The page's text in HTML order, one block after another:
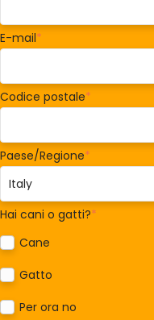
E-mail*
Codice postale*
Paese/Regione*
Hai cani o gatti?*
Cane
Gatto
Per ora no